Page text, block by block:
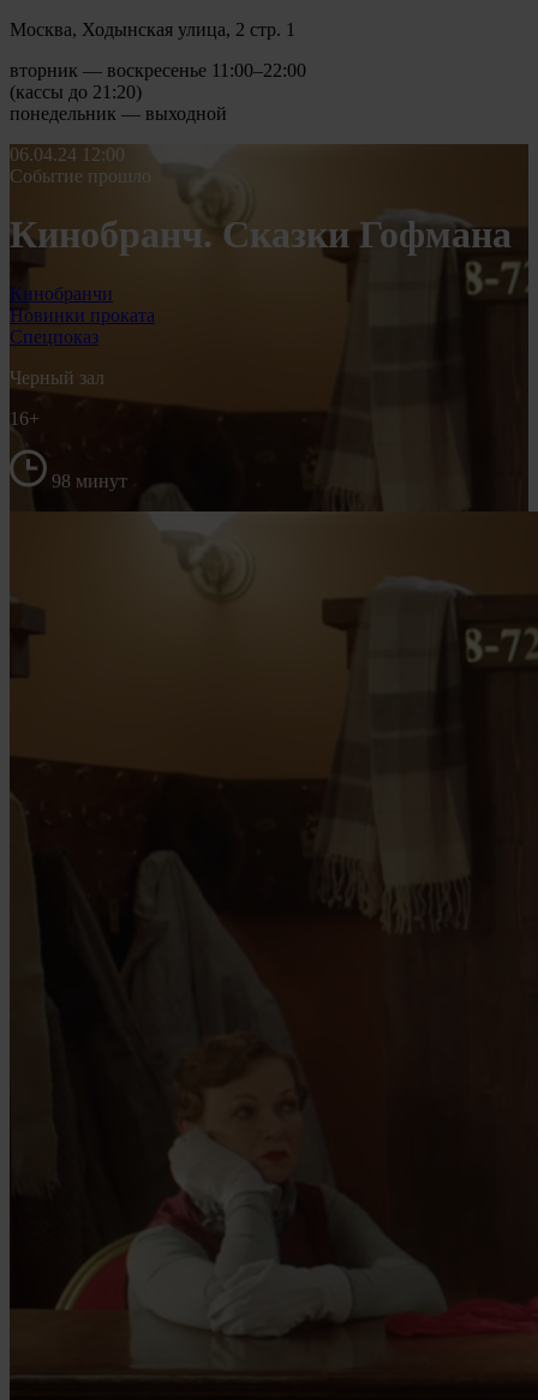
Москва, Ходынская улица, 2 стр. 1
вторник — воскресенье 11:00–22:00
(кассы до 21:20)
понедельник — выходной
06.04.24 12:00
Событие прошло
Кинобранч. Сказки Гофмана
Кинобранчи
Новинки проката
Спецпоказ
Черный зал
16+
98 минут